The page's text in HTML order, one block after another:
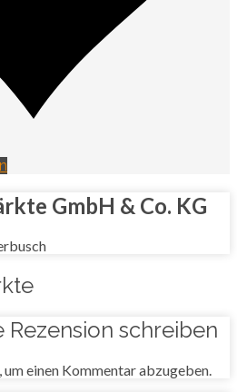
GmbH & Co. KG
Rezension schreiben
um einen Kommentar abzugeben.